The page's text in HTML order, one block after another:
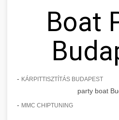
Boat
- KÁRPITTISZTÍTÁS BUDAPEST
party boat
- MMC CHIPTUNING